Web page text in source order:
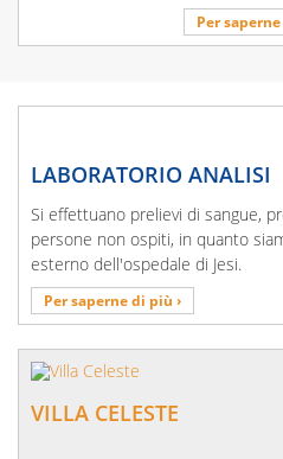
Per
LABORATORIO ANALISI
Si effettuano prelievi di sangue,
persone non ospiti, in quanto
esterno dell'ospedale di Jesi.
Per saperne di più ›
VILLA CELESTE